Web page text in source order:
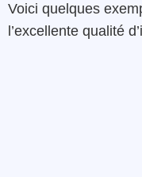
Voici quelques
l’excellente qualité